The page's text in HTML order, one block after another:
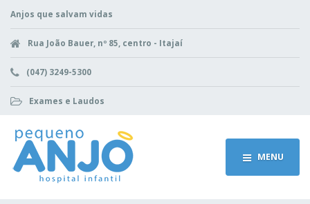
Anjos que salvam vidas
Rua João Bauer, nº 85, centro - Itajaí
(047) 3249-5300
Exames e Laudos
MENU